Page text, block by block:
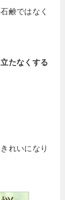
鹸ではなく
たなくする
れいになり